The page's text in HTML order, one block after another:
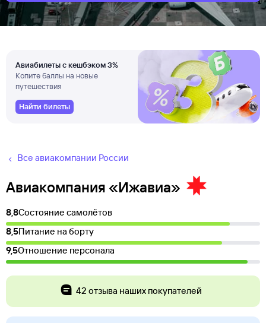
Авиабилеты с кешбэком 3%
Копите баллы на новые
путешествия
Найти билеты
Все авиакомпании России
Авиакомпания «Ижавиа»
8,8Состояние самолётов
8,5Питание на борту
9,5Отношение персонала
42 отзыва наших покупателей